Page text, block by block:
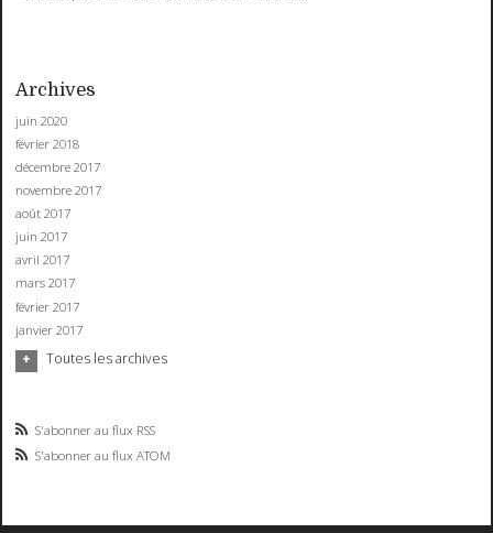
Archives
juin 2020
février 2018
décembre 2017
novembre 2017
août 2017
juin 2017
avril 2017
mars 2017
février 2017
janvier 2017
Toutes les archives
S'abonner au flux RSS
S'abonner au flux ATOM